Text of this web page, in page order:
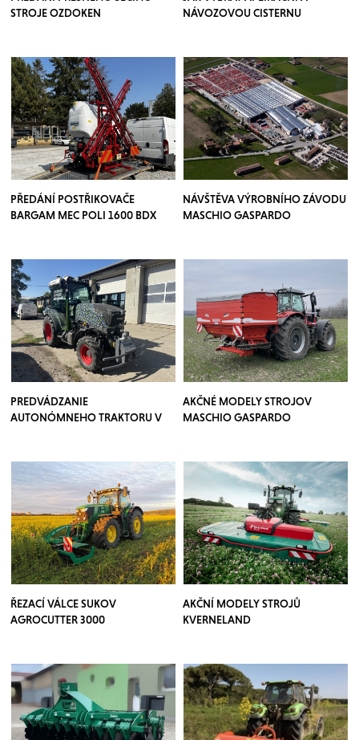
STROJE OZDOKEN
NÁVOZOVOU CISTERNU
PŘEDÁNÍ POSTŘIKOVAČE
BARGAM MEC POLI 1600 BDX
NÁVŠTĚVA VÝROBNÍHO ZÁVODU
MASCHIO GASPARDO
PREDVÁDZANIE
AUTONÓMNEHO TRAKTORU V
AKČNÉ MODELY STROJOV
MASCHIO GASPARDO
ŘEZACÍ VÁLCE SUKOV
AGROCUTTER 3000
AKČNÍ MODELY STROJŮ
KVERNELAND